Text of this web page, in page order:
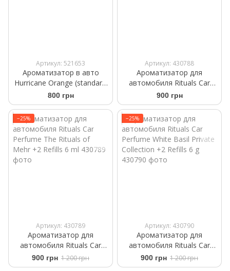
Артикул: 521653
Ароматизатор в авто
Hurricane Orange (standart)
Аромасаше на дефлектор
800 грн
Артикул: 430788
Ароматизатор для
автомобиля Rituals Car
Perfume The Ritual of Sport
+2 Refills 6ml
900 грн
−25%
Артикул: 430789
Ароматизатор для
автомобиля Rituals ​Car
Perfume The Rituals of
Mehr +2 Refills 6 ml
900 грн 1 200 грн
−25%
Артикул: 430790
Ароматизатор для
автомобиля Rituals ​Car
Perfume ​White Basil Private
Collection +2 Refills 6 g
900 грн 1 200 грн